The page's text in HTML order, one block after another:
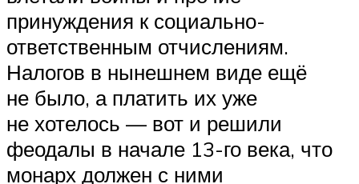
принуждения к социально-
ответственным отчислениям.
Налогов в нынешнем виде ещё
не было, а платить их уже
не хотелось — вот и решили
феодалы в начале 13-го века, что
монарх должен с ними